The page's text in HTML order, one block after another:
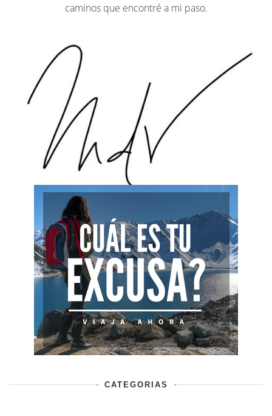
caminos que encontré a mi paso.
CATEGORIAS